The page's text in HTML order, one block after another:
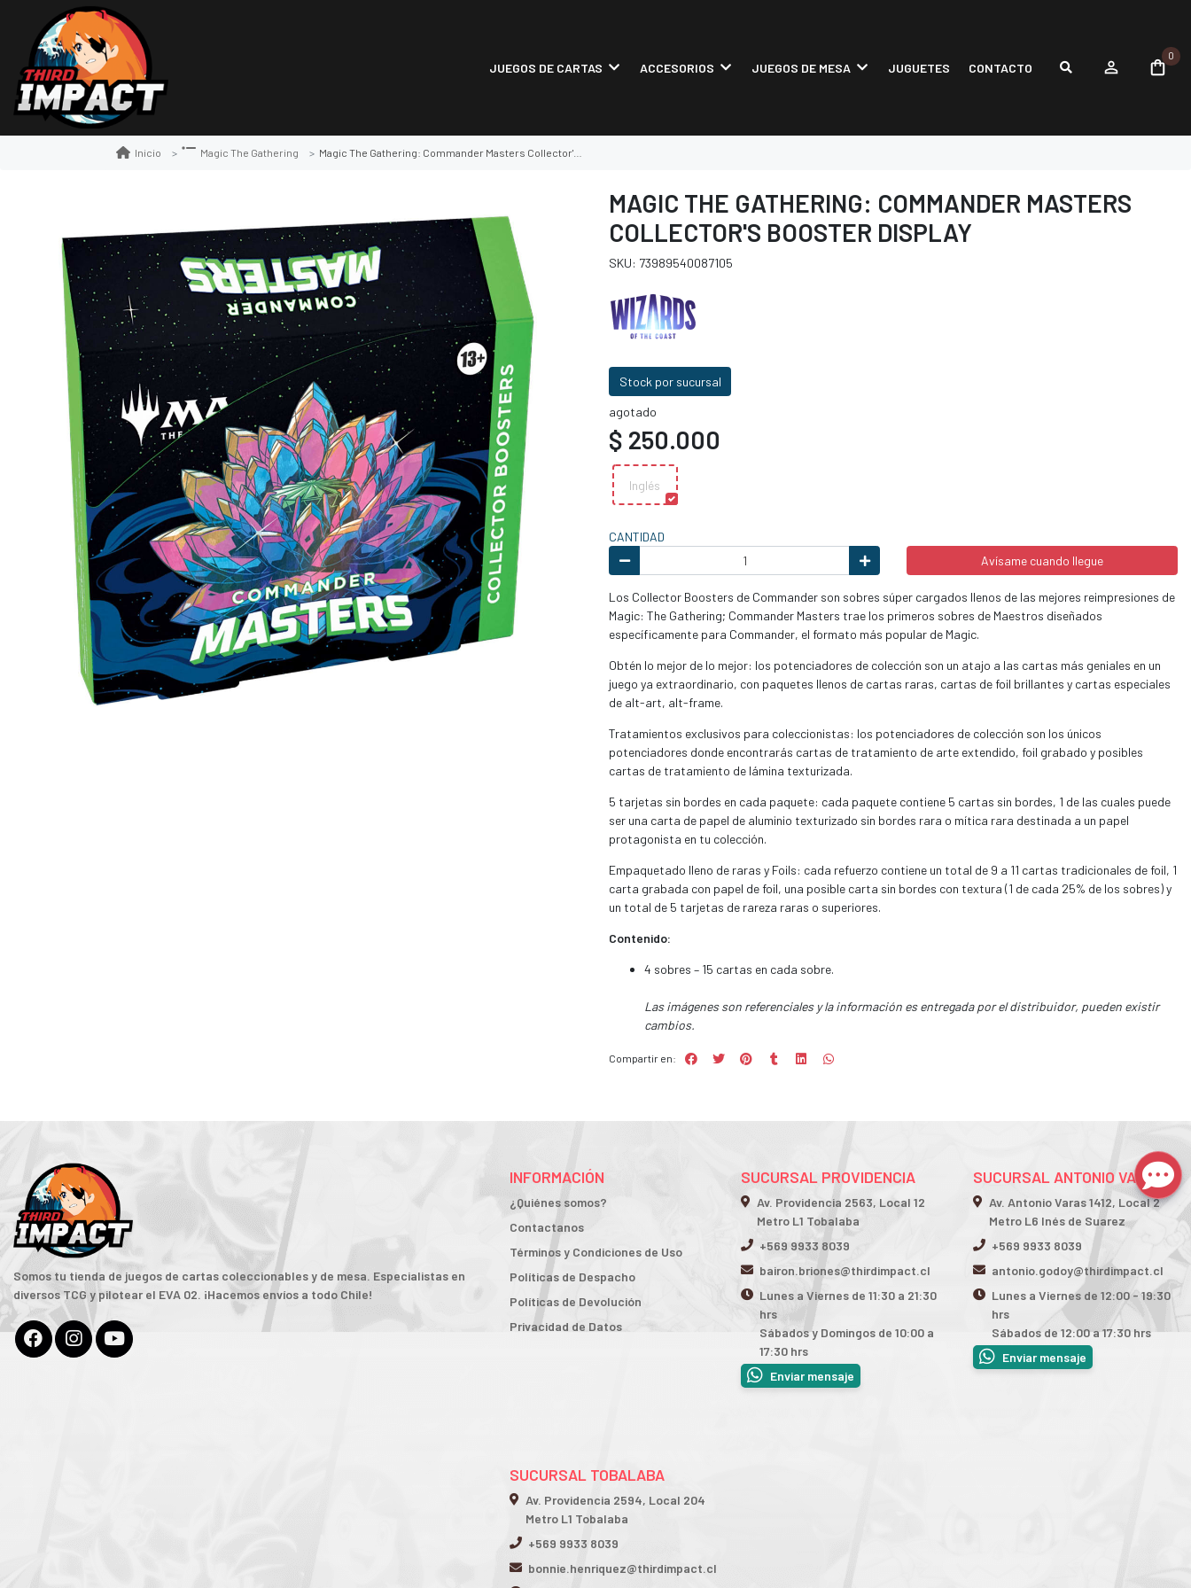
JUEGOS DE CARTAS ACCESORIOS JUEGOS DE MESA JUGUETES CONTACTO
0
Inicio Magic The Gathering Magic The Gathering: Commander Masters Collector's Booster Display
MAGIC THE GATHERING: COMMANDER MASTERS
COLLECTOR'S BOOSTER DISPLAY
SKU: 73989540087105
Stock por sucursal
agotado
$ 250.000
Inglés
CANTIDAD
Avísame cuando llegue
Los Collector Boosters de Commander son sobres súper cargados llenos de las mejores reimpresiones de
Magic: The Gathering; Commander Masters trae los primeros sobres de Maestros diseñados
específicamente para Commander, el formato más popular de Magic.
Obtén lo mejor de lo mejor: los potenciadores de colección son un atajo a las cartas más geniales en un
juego ya extraordinario, con paquetes llenos de cartas raras, cartas de foil brillantes y cartas especiales
de alt-art, alt-frame.
Tratamientos exclusivos para coleccionistas: los potenciadores de colección son los únicos
potenciadores donde encontrarás cartas de tratamiento de arte extendido, foil grabado y posibles
cartas de tratamiento de lámina texturizada.
5 tarjetas sin bordes en cada paquete: cada paquete contiene 5 cartas sin bordes, 1 de las cuales puede
ser una carta de papel de aluminio texturizado sin bordes rara o mítica rara destinada a un papel
protagonista en tu colección.
Empaquetado lleno de raras y Foils: cada refuerzo contiene un total de 9 a 11 cartas tradicionales de foil, 1
carta grabada con papel de foil, una posible carta sin bordes con textura (1 de cada 25% de los sobres) y
un total de 5 tarjetas de rareza raras o superiores.
Contenido:
4 sobres – 15 cartas en cada sobre.
Las imágenes son referenciales y la información es entregada por el distribuidor, pueden existir
cambios.
Compartir en:
Somos tu tienda de juegos de cartas coleccionables y de mesa. Especialistas en
diversos TCG y pilotear el EVA 02. ¡Hacemos envíos a todo Chile!
INFORMACIÓN
¿Quiénes somos?
Contactanos
Términos y Condiciones de Uso
Políticas de Despacho
Políticas de Devolución
Privacidad de Datos
SUCURSAL PROVIDENCIA
Av. Providencia 2563, Local 12
Metro L1 Tobalaba
+569 9933 8039
bairon.briones@thirdimpact.cl
Lunes a Viernes de 11:30 a 21:30
hrs
Sábados y Domingos de 10:00 a
17:30 hrs
Enviar mensaje
SUCURSAL ANTONIO VARAS
Av. Antonio Varas 1412, Local 2
Metro L6 Inés de Suarez
+569 9933 8039
antonio.godoy@thirdimpact.cl
Lunes a Viernes de 12:00 - 19:30
hrs
Sábados de 12:00 a 17:30 hrs
Enviar mensaje
SUCURSAL TOBALABA
Av. Providencia 2594, Local 204
Metro L1 Tobalaba
+569 9933 8039
bonnie.henriquez@thirdimpact.cl